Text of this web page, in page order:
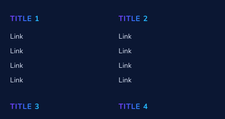
TITLE 1
Link
Link
Link
Link
TITLE 2
Link
Link
Link
Link
TITLE 3 TITLE 4